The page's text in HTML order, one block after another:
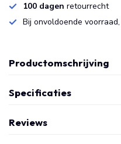
100 dagen retourrecht
Bij onvoldoende voorraad,
Productomschrijving
Specificaties
Reviews